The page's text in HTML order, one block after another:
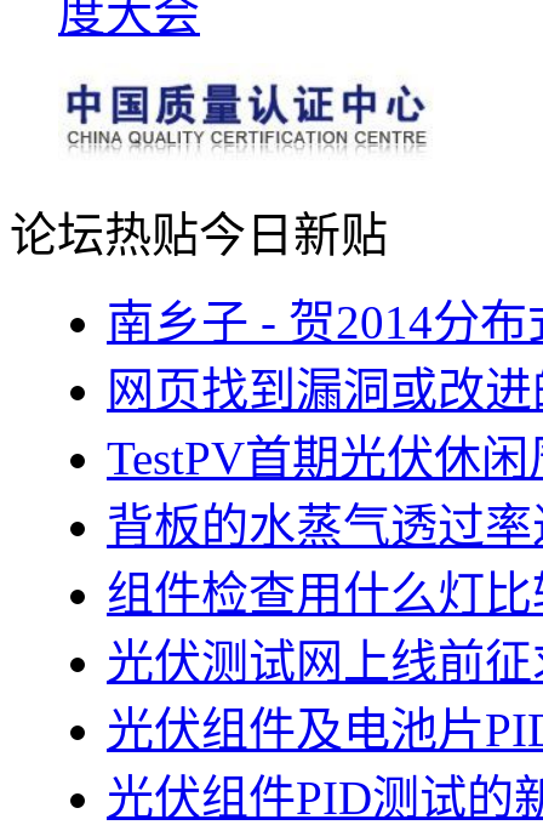
论坛热贴今日新贴
南乡子 - 贺2014分
网页找到漏洞或改
TestPV首期光伏休
背板的水蒸气透过
组件检查用什么灯
光伏测试网上线前
光伏组件及电池片
光伏组件PID测试的